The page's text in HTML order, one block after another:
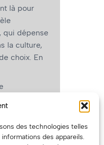
des technologies telles
des appareils.
là pour
qui dépense
la culture,
choix. En